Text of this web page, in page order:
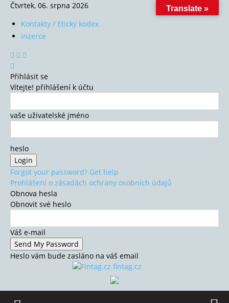
Čtvrtek, 06. srpna 2026
Kontakty / Etický kodex
Inzerce
Přihlásit se
Vítejte! přihlášení k účtu
vaše uživatelské jméno
heslo
Forgot your password? Get help
Prohlášení o zásadách ochrany osobních údajů
Obnova hesla
Obnovit své heslo
Váš e-mail
Heslo vám bude zasláno na váš email
fintag.cz
Translate »